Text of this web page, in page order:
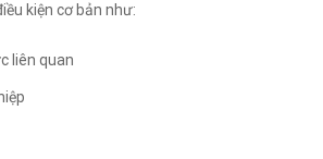
kiện cơ bản như:
liên quan